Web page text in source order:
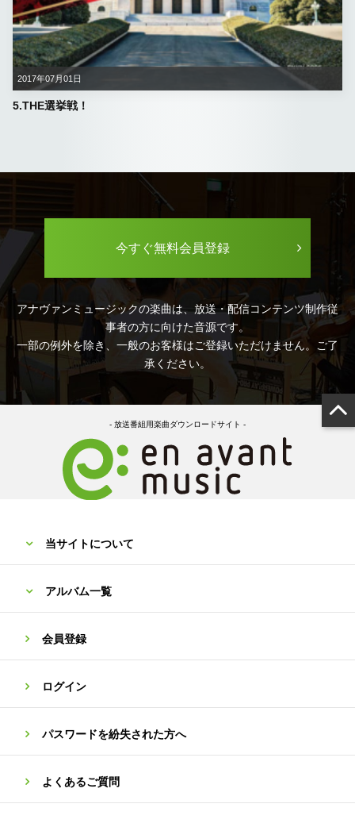
2017年07月01日
5.THE選挙戦！
今すぐ無料会員登録
アナヴァンミュージックの楽曲は、放送・配信コンテンツ制作従
事者の方に向けた音源です。
一部の例外を除き、一般のお客様はご登録いただけません。ご了
承ください。
- 放送番組用楽曲ダウンロードサイト -
当サイトについて
アルバム一覧
会員登録
ログイン
パスワードを紛失された方へ
よくあるご質問